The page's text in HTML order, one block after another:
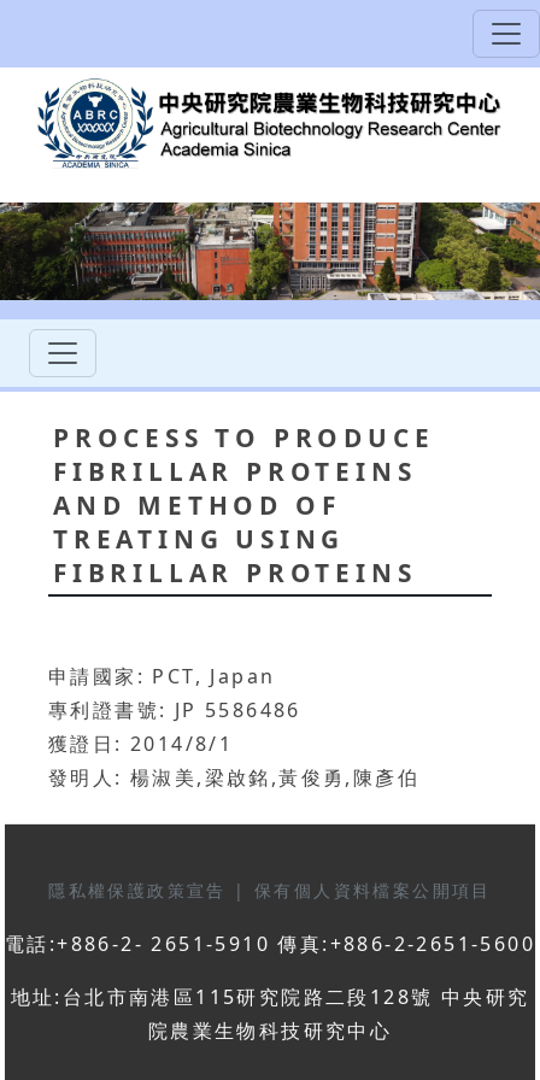
PROCESS TO PRODUCE
FIBRILLAR PROTEINS
AND METHOD OF
TREATING USING
FIBRILLAR PROTEINS
申請國家: PCT, Japan
專利證書號: JP 5586486
獲證日: 2014/8/1
發明人: 楊淑美,梁啟銘,黃俊勇,陳彥伯
隱私權保護政策宣告 | 保有個人資料檔案公開項目
電話:+886-2- 2651-5910 傳真:+886-2-2651-5600
地址:台北市南港區115研究院路二段128號 中央研究
院農業生物科技研究中心